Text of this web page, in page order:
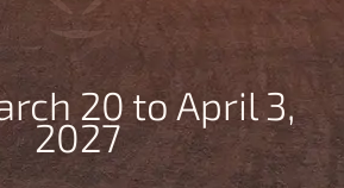
20 to April 3,
2027